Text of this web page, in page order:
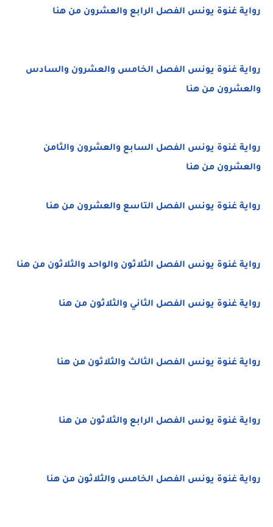
رواية غنوة يونس الفصل الرابع والعشرون من هنا
رواية غنوة يونس الفصل الخامس والعشرون والسادس
والعشرون من هنا
رواية غنوة يونس الفصل السابع والعشرون والثامن
والعشرون من هنا
رواية غنوة يونس الفصل التاسع والعشرون من هنا
رواية غنوة يونس الفصل الثلاثون والواحد والثلاثون من هنا
رواية غنوة يونس الفصل الثاني والثلاثون من هنا
رواية غنوة يونس الفصل الثالث والثلاثون من هنا
رواية غنوة يونس الفصل الرابع والثلاثون من هنا
رواية غنوة يونس الفصل الخامس والثلاثون من هنا